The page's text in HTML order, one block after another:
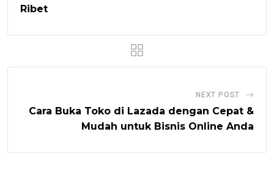
Ribet
NEXT POST
Cara Buka Toko di Lazada dengan Cepat &
Mudah untuk Bisnis Online Anda